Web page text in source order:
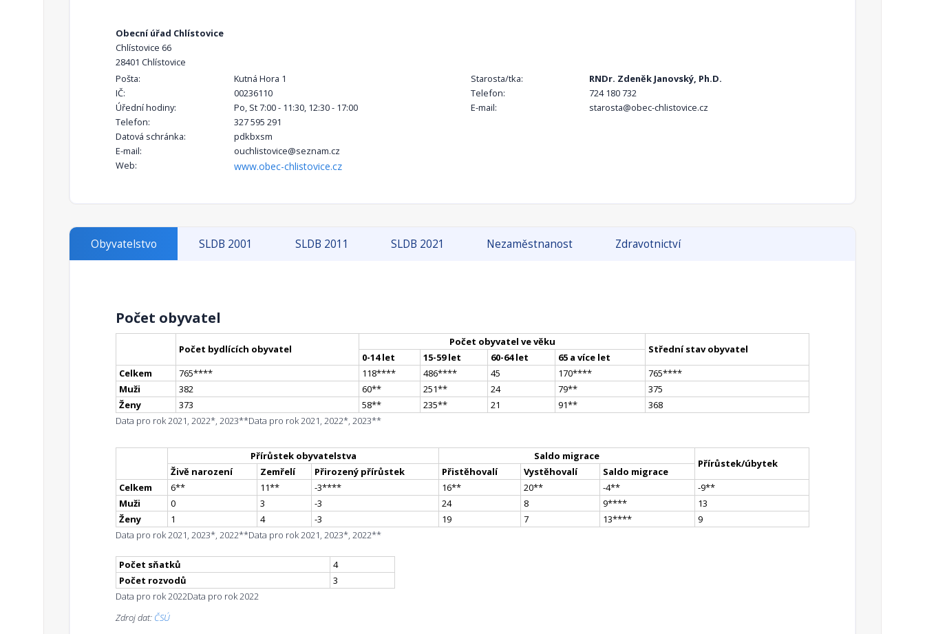
Obecní úřad Chlístovice
Chlístovice 66
28401 Chlístovice
Pošta:
Kutná Hora 1
IČ:
00236110
Úřední hodiny:
Po, St 7:00 - 11:30, 12:30 - 17:00
Telefon:
327 595 291
Datová schránka:
pdkbxsm
E-mail:
ouchlistovice@seznam.cz
Web:
www.obec-chlistovice.cz
Starosta/tka:
RNDr. Zdeněk Janovský, Ph.D.
Telefon:
724 180 732
E-mail:
starosta@obec-chlistovice.cz
Obyvatelstvo SLDB 2001 SLDB 2011 SLDB 2021 Nezaměstnanost Zdravotnictví
Počet obyvatel
Počet bydlících obyvatel
Počet obyvatel ve věku
Střední stav obyvatel
0-14 let 15-59 let 60-64 let
65 a více let
Celkem
765**** 118**** 486**** 45 170**** 765****
Muži
382 60** 251** 24 79**
375
Ženy
373 58** 235** 21 91**
368
Data pro rok 2021, 2022*, 2023**Data pro rok 2021, 2022*, 2023**
Přírůstek obyvatelstva Saldo migrace
Přírůstek/úbytek
Živě narození Zemřelí Přirozený přírůstek Přistěhovalí Vystěhovalí
Saldo migrace
Celkem
6** 11** -3**** 16** 20** -4** -9**
Muži
0 3 -3 24 8 9****
13
Ženy
1 4 -3 19 7 13****
9
Data pro rok 2021, 2023*, 2022**Data pro rok 2021, 2023*, 2022**
Počet sňatků
4
Počet rozvodů
3
Data pro rok 2022Data pro rok 2022
Zdroj dat: ČSÚ